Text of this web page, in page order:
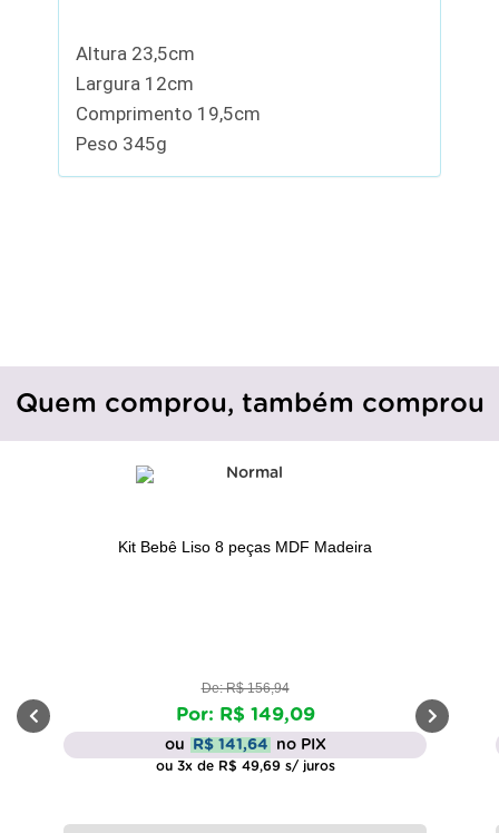
Altura 23,5cm
Largura 12cm
Comprimento 19,5cm
Peso 345g
Quem comprou, também comprou
Kit Bebê Liso 8 peças MDF Madeira
De: R$ 156,94
Por: R$ 149,09
ou R$ 141,64 no PIX
ou 3x de R$ 49,69 s/ juros